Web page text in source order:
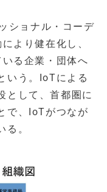
ショナル・コーデ
より健在化し、
る企業・団体へ
いう。IoTによる
として、首都圏に
で、IoTがつなが
る。